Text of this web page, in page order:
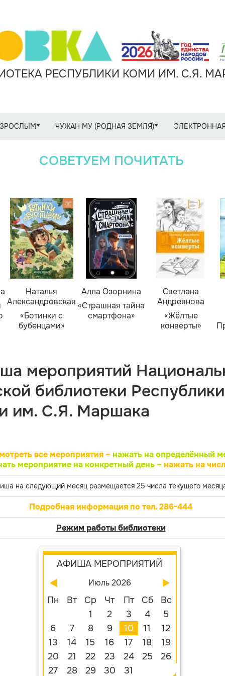
РЕСПУБЛИКИ КОМИ ИМ. С.Я.
ЧУЖАН МУ (РОДНАЯ ЗЕМЛЯ)
СОВЕТУЕМ ПОЧИТАТЬ
Наталья
Александровская
«Ботинки с
бубенцами»
Алла Озорнина
«Страшная тайна
смартфона»
Светлана
Андреянова
«Жёлтые
конверты»
мероприятий
библиотеки Республики
им. С.Я. Маршака
все мероприятия – нажать на определённый
мероприятие на конкретный день –нажать на
на следующий месяц размещается 25 числа текущего
Подробная информация по тел. 286-444
Режим работы библиотеки
АФИША МЕРОПРИЯТИЙ
Июль 2026
Пн Вт Ср Чт Пт Сб
Вс
1
2 3 4
5
6
7 8 9 10 11
12
13
14 15 16 17 18
19
20
21 22 23 24 25
26
27
28 29 30 31